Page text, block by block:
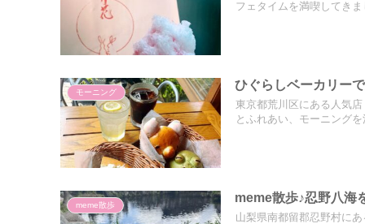
フェタイムを満喫してき
モーニング
ひぐらしベーカリー
東京都荒川区にある人気
とふれあい、モーニング
meme散歩
meme散歩♪忍野八海
山梨県南都留郡忍野村に